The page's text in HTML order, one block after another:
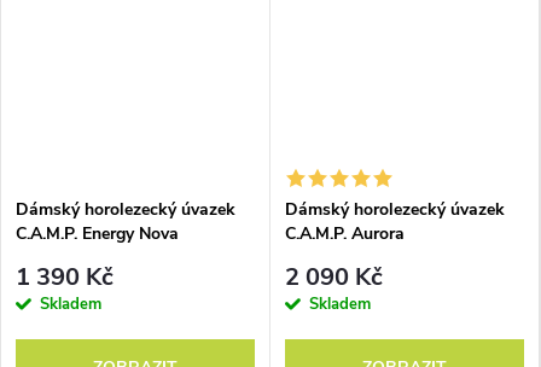
Dámský horolezecký úvazek
C.A.M.P. Energy Nova
1 390 Kč
Skladem
Dámský horolezecký úvazek
C.A.M.P. Aurora
2 090 Kč
Skladem